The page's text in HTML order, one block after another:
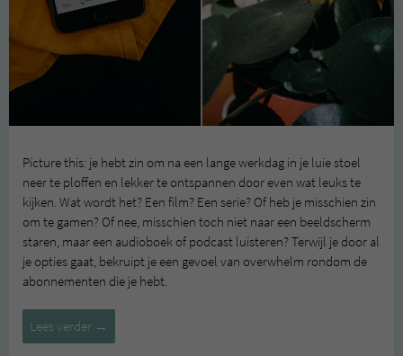
Picture this: je hebt zin om na een lange werkdag in je luie stoel
neer te ploffen en lekker te ontspannen door even wat leuks te
kijken. Wat wordt het? Een film? Een serie? Of heb je misschien zin
om te gamen? Of nee, misschien toch niet naar een beeldscherm
staren, maar een audioboek of podcast luisteren? Terwijl je door al
je opties gaat, bekruipt je een gevoel van overwhelm rondom de
abonnementen die je hebt.
Lees verder Heb
jij
→